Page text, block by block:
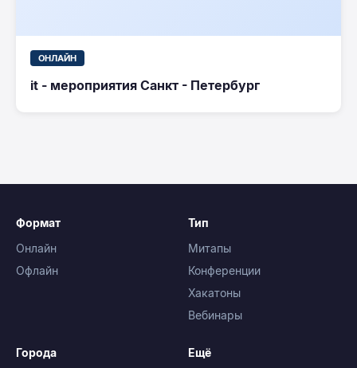
ОНЛАЙН
it - мероприятия Санкт - Петербург
Формат
Онлайн
Офлайн
Тип
Митапы
Конференции
Хакатоны
Вебинары
Города Ещё